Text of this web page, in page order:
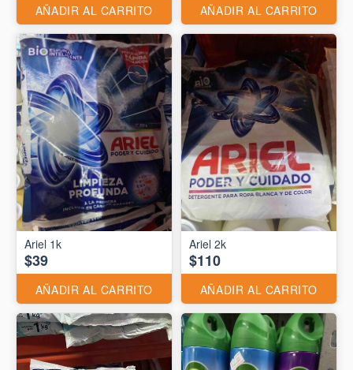
AÑADIR AL CARRITO AÑADIR AL CARRITO
Ariel 1k
$39
AÑADIR AL CARRITO
Ariel 2k
$110
AÑADIR AL CARRITO